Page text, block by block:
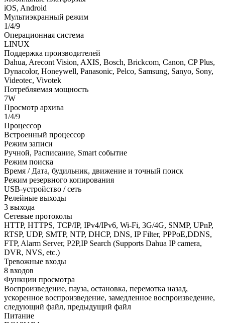
iOS, Android
Мультиэкранный режим
1/4/9
Операционная система
LINUX
Поддержка производителей
Dahua, Arecont Vision, AXIS, Bosch, Brickcom, Canon, CP Plus,
Dynacolor, Honeywell, Panasonic, Pelco, Samsung, Sanyo, Sony,
Videotec, Vivotek
Потребляемая мощность
7W
Просмотр архива
1/4/9
Процессор
Встроенный процессор
Режим записи
Ручной, Расписание, Smart событие
Режим поиска
Время / Дата, будильник, движение и точный поиск
Режим резервного копирования
USB-устройство / сеть
Релейные выходы
3 выхода
Сетевые протоколы
HTTP, HTTPS, TCP/IP, IPv4/IPv6, Wi-Fi, 3G/4G, SNMP, UPnP,
RTSP, UDP, SMTP, NTP, DHCP, DNS, IP Filter, PPPoE,DDNS,
FTP, Alarm Server, P2P,IP Search (Supports Dahua IP camera,
DVR, NVS, etc.)
Тревожные входы
8 входов
Функции просмотра
Воспроизведение, пауза, остановка, перемотка назад,
ускоренное воспроизведение, замедленное воспроизведение,
следующий файл, предыдущий файл
Питание